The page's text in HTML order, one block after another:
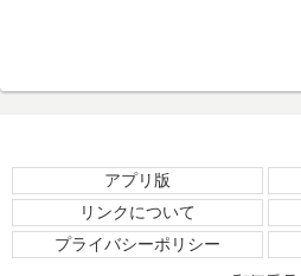
アプリ版
リンクについて
プライバシーポリシー